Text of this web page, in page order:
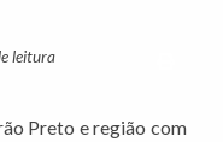
leitura
Preto e região com